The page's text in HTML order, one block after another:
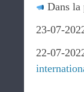
Dans la
23-07-
22-07-